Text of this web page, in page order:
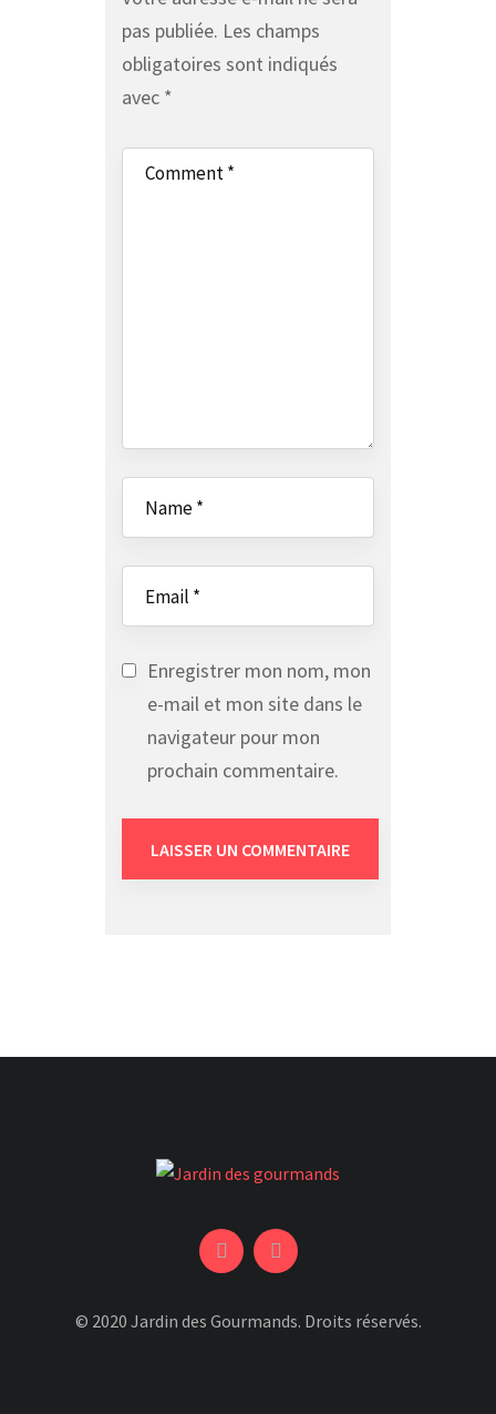
pas publiée. Les champs
obligatoires sont indiqués
avec *
Enregistrer mon nom, mon
e-mail et mon site dans le
navigateur pour mon
prochain commentaire.
© 2020 Jardin des Gourmands. Droits réservés.